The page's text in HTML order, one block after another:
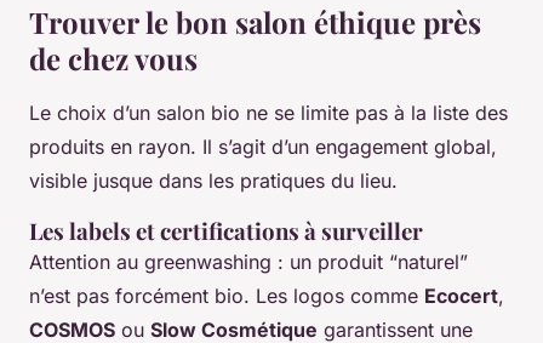
Trouver le bon salon éthique près
de chez vous
Le choix d’un salon bio ne se limite pas à la liste des
produits en rayon. Il s’agit d’un engagement global,
visible jusque dans les pratiques du lieu.
Les labels et certifications à surveiller
Attention au greenwashing : un produit “naturel”
n’est pas forcément bio. Les logos comme Ecocert,
COSMOS ou Slow Cosmétique garantissent une